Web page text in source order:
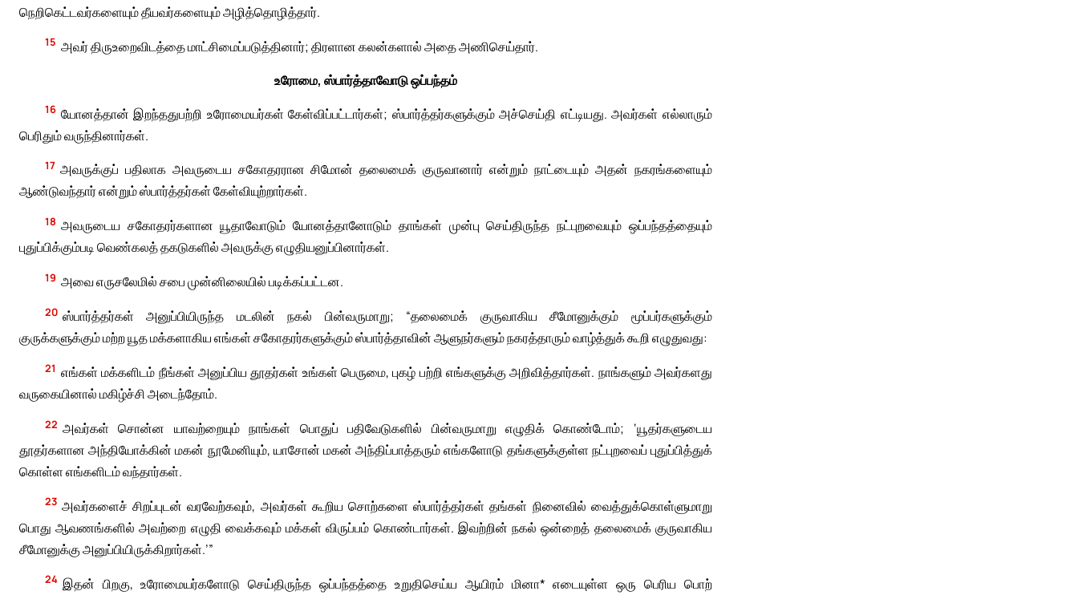
நெறிகெட்டவர்களையும் தீயவர்களையும் அழித்தொழித்தார்.
15 அவர் திருஉறைவிடத்தை மாட்சிமைப்படுத்தினார்; திரளான கலன்களால் அதை அணிசெய்தார்.
உரோமை, ஸ்பார்த்தாவோடு ஒப்பந்தம்
16 யோனத்தான் இறந்ததுபற்றி உரோமையர்கள் கேள்விப்பட்டார்கள்; ஸ்பார்த்தர்களுக்கும் அச்செய்தி எட்டியது. அவர்கள் எல்லாரும்
பெரிதும் வருந்தினார்கள்.
17 அவருக்குப் பதிலாக அவருடைய சகோதரரான சிமோன் தலைமைக் குருவானார் என்றும் நாட்டையும் அதன் நகரங்களையும்
ஆண்டுவந்தார் என்றும் ஸ்பார்த்தர்கள் கேள்வியுற்றார்கள்.
18 அவருடைய சகோதரர்களான யூதாவோடும் யோனத்தானோடும் தாங்கள் முன்பு செய்திருந்த நட்புறவையும் ஒப்பந்தத்தையும்
புதுப்பிக்கும்படி வெண்கலத் தகடுகளில் அவருக்கு எழுதியனுப்பினார்கள்.
19 அவை எருசலேமில் சபை முன்னிலையில் படிக்கப்பட்டன.
20 ஸ்பார்த்தர்கள் அனுப்பியிருந்த மடலின் நகல் பின்வருமாறு; “தலைமைக் குருவாகிய சீமோனுக்கும் மூப்பர்களுக்கும்
குருக்களுக்கும் மற்ற யூத மக்களாகிய எங்கள் சகோதரர்களுக்கும் ஸ்பார்த்தாவின் ஆளுநர்களும் நகரத்தாரும் வாழ்த்துக் கூறி எழுதுவது:
21 எங்கள் மக்களிடம் நீங்கள் அனுப்பிய தூதர்கள் உங்கள் பெருமை, புகழ் பற்றி எங்களுக்கு அறிவித்தார்கள். நாங்களும் அவர்களது
வருகையினால் மகிழ்ச்சி அடைந்தோம்.
22 அவர்கள் சொன்ன யாவற்றையும் நாங்கள் பொதுப் பதிவேடுகளில் பின்வருமாறு எழுதிக் கொண்டோம்; ‘யூதர்களுடைய
தூதர்களான அந்தியோக்கின் மகன் நூமேனியும், யாசோன் மகன் அந்திப்பாத்தரும் எங்களோடு தங்களுக்குள்ள நட்புறவைப் புதுப்பித்துக்
கொள்ள எங்களிடம் வந்தார்கள்.
23 அவர்களைச் சிறப்புடன் வரவேற்கவும், அவர்கள் கூறிய சொற்களை ஸ்பார்த்தர்கள் தங்கள் நினைவில் வைத்துக்கொள்ளுமாறு
பொது ஆவணங்களில் அவற்றை எழுதி வைக்கவும் மக்கள் விருப்பம் கொண்டார்கள். இவற்றின் நகல் ஒன்றைத் தலைமைக் குருவாகிய
சீமோனுக்கு அனுப்பியிருக்கிறார்கள்.’”
24 இதன் பிறகு, உரோமையர்களோடு செய்திருந்த ஒப்பந்தத்தை உறுதிசெய்ய ஆயிரம் மினா* எடையுள்ள ஒரு பெரிய பொற்